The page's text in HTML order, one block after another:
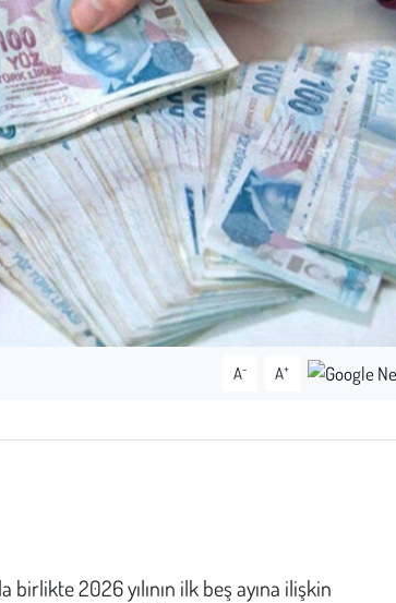
A- A+
birlikte 2026 yılının ilk beş ayına ilişkin